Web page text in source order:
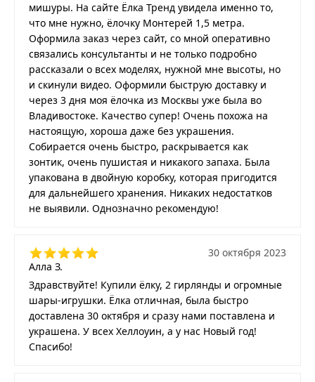
мишуры. На сайте Ёлка Тренд увидела именно то,
что мне нужно, ёлочку Монтерей 1,5 метра.
Оформила заказ через сайт, со мной оперативно
связались консультанты и не только подробно
рассказали о всех моделях, нужной мне высоты, но
и скинули видео. Оформили быструю доставку и
через 3 дня моя ёлочка из Москвы уже была во
Владивостоке. Качество супер! Очень похожа на
настоящую, хороша даже без украшения.
Собирается очень быстро, раскрывается как
зонтик, очень пушистая и никакого запаха. Была
упакована в двойную коробку, которая пригодится
для дальнейшего хранения. Никаких недостатков
не выявили. Однозначно рекомендую!
Алла З.
30 октября 2023
Здравствуйте! Купили ёлку, 2 гирлянды и огромные
шары-игрушки. Ёлка отличная, была быстро
доставлена 30 октября и сразу нами поставлена и
украшена. У всех Хеллоуин, а у нас Новый год!
Спасибо!